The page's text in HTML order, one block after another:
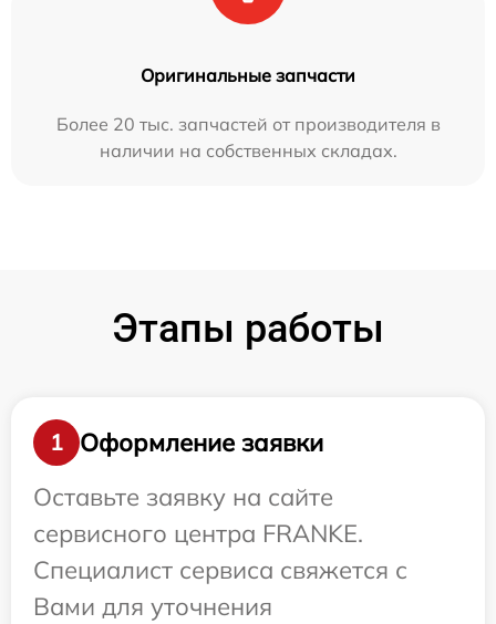
Оригинальные запчасти
Более 20 тыс. запчастей от производителя в
наличии на собственных складах.
Этапы работы
1
Оформление заявки
Оставьте заявку на сайте
сервисного центра FRANKE.
Специалист сервиса свяжется с
Вами для уточнения